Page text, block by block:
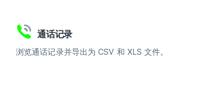
通话记录
浏览通话记录并导出为 CSV 和 XLS 文件。